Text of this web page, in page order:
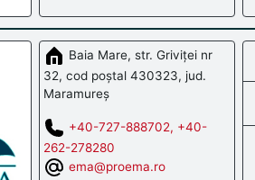
Baia Mare, str. Griviței nr
32, cod poștal 430323, jud.
Maramureș
+40-727-888702, +40-
262-278280
ema@proema.ro